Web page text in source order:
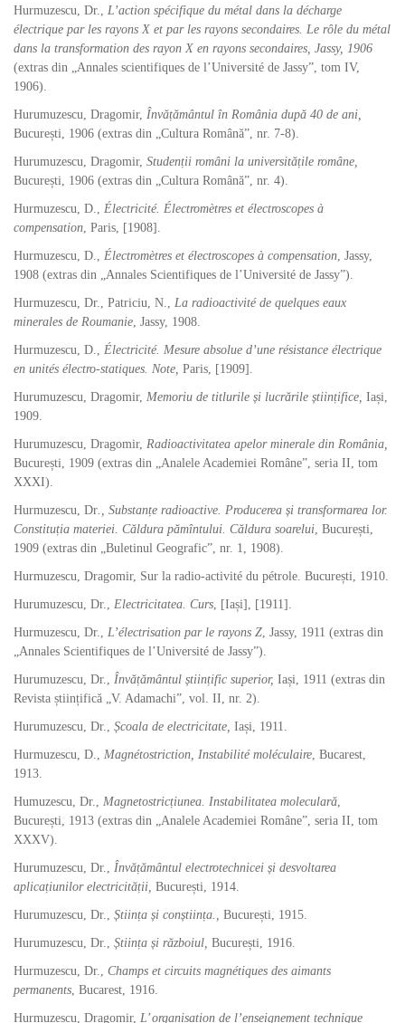
Hurmuzescu, Dr., L’action spécifique du métal dans la décharge
électrique par les rayons X et par les rayons secondaires. Le rôle du métal
dans la transformation des rayon X en rayons secondaires, Jassy, 1906
(extras din „Annales scientifiques de l’Université de Jassy”, tom IV,
1906).
Hurumuzescu, Dragomir, Învățământul în România după 40 de ani,
București, 1906 (extras din „Cultura Română”, nr. 7-8).
Hurumuzescu, Dragomir, Studenții români la universitățile române,
București, 1906 (extras din „Cultura Română”, nr. 4).
Hurmuzescu, D., Électricité. Électromètres et électroscopes à
compensation, Paris, [1908].
Hurmuzescu, D., Électromètres et électroscopes à compensation, Jassy,
1908 (extras din „Annales Scientifiques de l’Université de Jassy”).
Hurmuzescu, Dr., Patriciu, N., La radioactivité de quelques eaux
minerales de Roumanie, Jassy, 1908.
Hurmuzescu, D., Électricité. Mesure absolue d’une résistance électrique
en unités électro-statiques. Note, Paris, [1909].
Hurumuzescu, Dragomir, Memoriu de titlurile și lucrările științifice, Iași,
1909.
Hurumuzescu, Dragomir, Radioactivitatea apelor minerale din România,
București, 1909 (extras din „Analele Academiei Române”, seria II, tom
XXXI).
Hurmuzescu, Dr., Substanțe radioactive. Producerea și transformarea lor.
Constituția materiei. Căldura pămîntului. Căldura soarelui, București,
1909 (extras din „Buletinul Geografic”, nr. 1, 1908).
Hurmuzescu, Dragomir, Sur la radio-activité du pétrole. București, 1910.
Hurumuzescu, Dr., Electricitatea. Curs, [Iași], [1911].
Hurmuzescu, Dr., L’électrisation par le rayons Z, Jassy, 1911 (extras din
„Annales Scientifiques de l’Université de Jassy”).
Hurumuzescu, Dr., Învățământul științific superior, Iași, 1911 (extras din
Revista științifică „V. Adamachi”, vol. II, nr. 2).
Hurumuzescu, Dr., Școala de electricitate, Iași, 1911.
Hurmuzescu, D., Magnétostriction, Instabilité moléculaire, Bucarest,
1913.
Humuzescu, Dr., Magnetostricțiunea. Instabilitatea moleculară,
București, 1913 (extras din „Analele Academiei Române”, seria II, tom
XXXV).
Hurumuzescu, Dr., Învățământul electrotechnicei și desvoltarea
aplicațiunilor electricității, București, 1914.
Hurumuzescu, Dr., Știința și conștiința., București, 1915.
Hurumuzescu, Dr., Știința și războiul, București, 1916.
Hurmuzescu, Dr., Champs et circuits magnétiques des aimants
permanents, Bucarest, 1916.
Hurmuzescu, Dragomir, L’organisation de l’enseignement technique